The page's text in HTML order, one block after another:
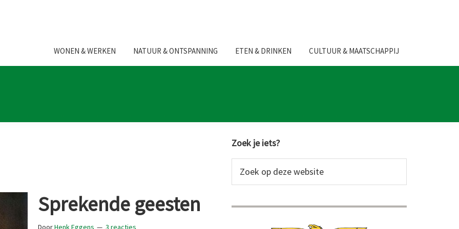
WONEN & WERKEN NATUUR & ONTSPANNING ETEN & DRINKEN CULTUUR & MAATSCHAPPIJ
Sprekende geesten
DoorHenk Eggens
3 reacties
Primaire
Sidebar
Zoek je iets?
op
website